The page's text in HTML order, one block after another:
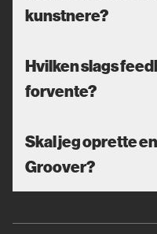
kunstnere?
Hvilken slags
forvente?
Skal jeg oprette
Groover?